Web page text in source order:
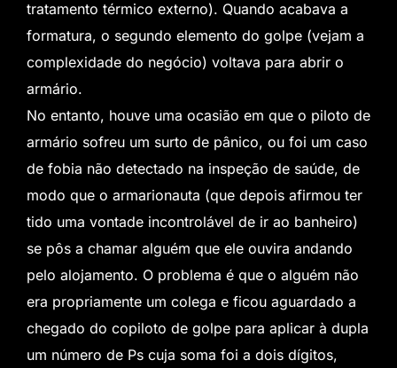
tratamento térmico externo). Quando acabava a
formatura, o segundo elemento do golpe (vejam a
complexidade do negócio) voltava para abrir o
armário.
No entanto, houve uma ocasião em que o piloto de
armário sofreu um surto de pânico, ou foi um caso
de fobia não detectado na inspeção de saúde, de
modo que o armarionauta (que depois afirmou ter
tido uma vontade incontrolável de ir ao banheiro)
se pôs a chamar alguém que ele ouvira andando
pelo alojamento. O problema é que o alguém não
era propriamente um colega e ficou aguardado a
chegado do copiloto de golpe para aplicar à dupla
um número de Ps cuja soma foi a dois dígitos,